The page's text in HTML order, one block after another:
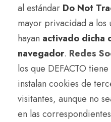
al estándar Do Not
mayor privacidad a los
hayan activado dicha
navegador. Redes
los que DEFACTO
instalan cookies de
visitantes, aunque no
en las